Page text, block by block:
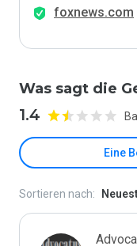
foxnews.com
Was sagt die
1.4
Eine
Sortieren nach: